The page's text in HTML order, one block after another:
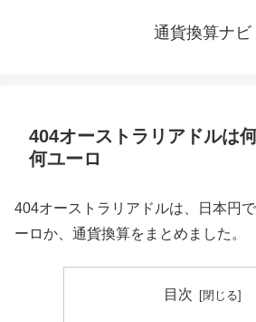
通貨換算ナビ
404オーストラリアドルは
何ユーロ
404オーストラリアドルは、日本円
ーロか、通貨換算をまとめました。
目次